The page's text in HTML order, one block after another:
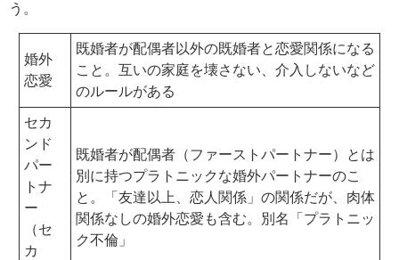
う。
婚外
恋愛
既婚者が配偶者以外の既婚者と恋愛関係になる
こと。互いの家庭を壊さない、介入しないなど
のルールがある
セカ
ンド
パー
トナ
ー
（セ
カ
既婚者が配偶者（ファーストパートナー）とは
別に持つプラトニックな婚外パートナーのこ
と。「友達以上、恋人関係」の関係だが、肉体
関係なしの婚外恋愛も含む。別名「プラトニッ
ク不倫」